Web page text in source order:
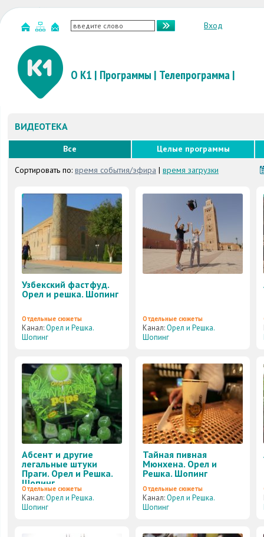
Вход
О К1 | Программы | Телепрограмма|
ВИДЕОТЕКА
Все
Целые программы
Сортировать по: время события/эфира | время загрузки
Узбекский фастфуд.
Орел и решка. Шопинг
Отдельные сюжеты
Канал:Орел и Решка.
Шопинг
Отдельные сюжеты
Канал:Орел и Решка.
Шопинг
Абсент и другие
легальные штуки
Праги. Орел и Решка.
Шопинг
Отдельные сюжеты
Канал:Орел и Решка.
Шопинг
Тайная пивная
Мюнхена. Орел и
Решка. Шопинг
Отдельные сюжеты
Канал:Орел и Решка.
Шопинг